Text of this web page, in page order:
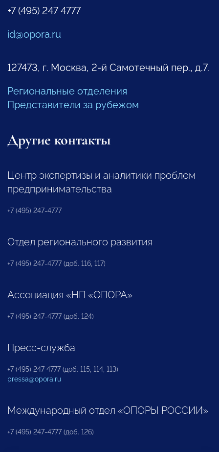
+7 (495) 247 4777
id@opora.ru
127473, г. Москва, 2-й Самотечный пер., д.7.
Региональные отделения
Представители за рубежом
Другие контакты
Центр экспертизы и аналитики проблем
предпринимательства
+7 (495) 247-4777
Отдел регионального развития
+7 (495) 247-4777 (доб. 116, 117)
Ассоциация «НП «ОПОРА»
+7 (495) 247-4777 (доб. 124)
Пресс-служба
+7 (495) 247 4777 (доб. 115, 114, 113)
pressa@opora.ru
Международный отдел «ОПОРЫ РОССИИ»
+7 (495) 247-4777 (доб. 126)